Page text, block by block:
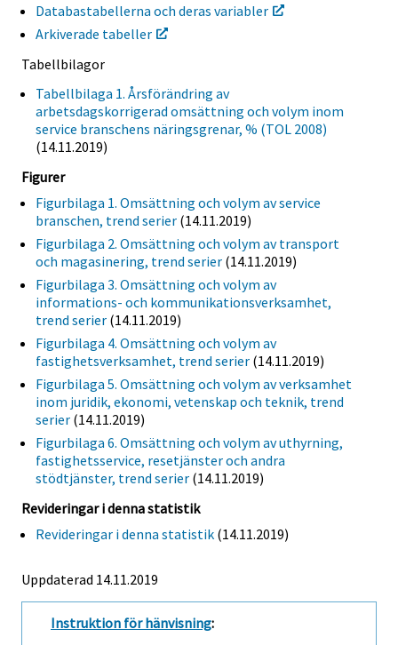
Databastabellerna och deras variabler
Arkiverade tabeller
Tabellbilagor
Tabellbilaga 1. Årsförändring av
arbetsdagskorrigerad omsättning och volym inom
service branschens näringsgrenar, % (TOL 2008)
(14.11.2019)
Figurer
Figurbilaga 1. Omsättning och volym av service
branschen, trend serier (14.11.2019)
Figurbilaga 2. Omsättning och volym av transport
och magasinering, trend serier (14.11.2019)
Figurbilaga 3. Omsättning och volym av
informations- och kommunikationsverksamhet,
trend serier (14.11.2019)
Figurbilaga 4. Omsättning och volym av
fastighetsverksamhet, trend serier (14.11.2019)
Figurbilaga 5. Omsättning och volym av verksamhet
inom juridik, ekonomi, vetenskap och teknik, trend
serier (14.11.2019)
Figurbilaga 6. Omsättning och volym av uthyrning,
fastighetsservice, resetjänster och andra
stödtjänster, trend serier (14.11.2019)
Revideringar i denna statistik
Revideringar i denna statistik (14.11.2019)
Uppdaterad 14.11.2019
Instruktion för hänvisning: